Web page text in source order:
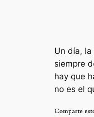
Un día,
siempre
hay que
no es el
Comparte